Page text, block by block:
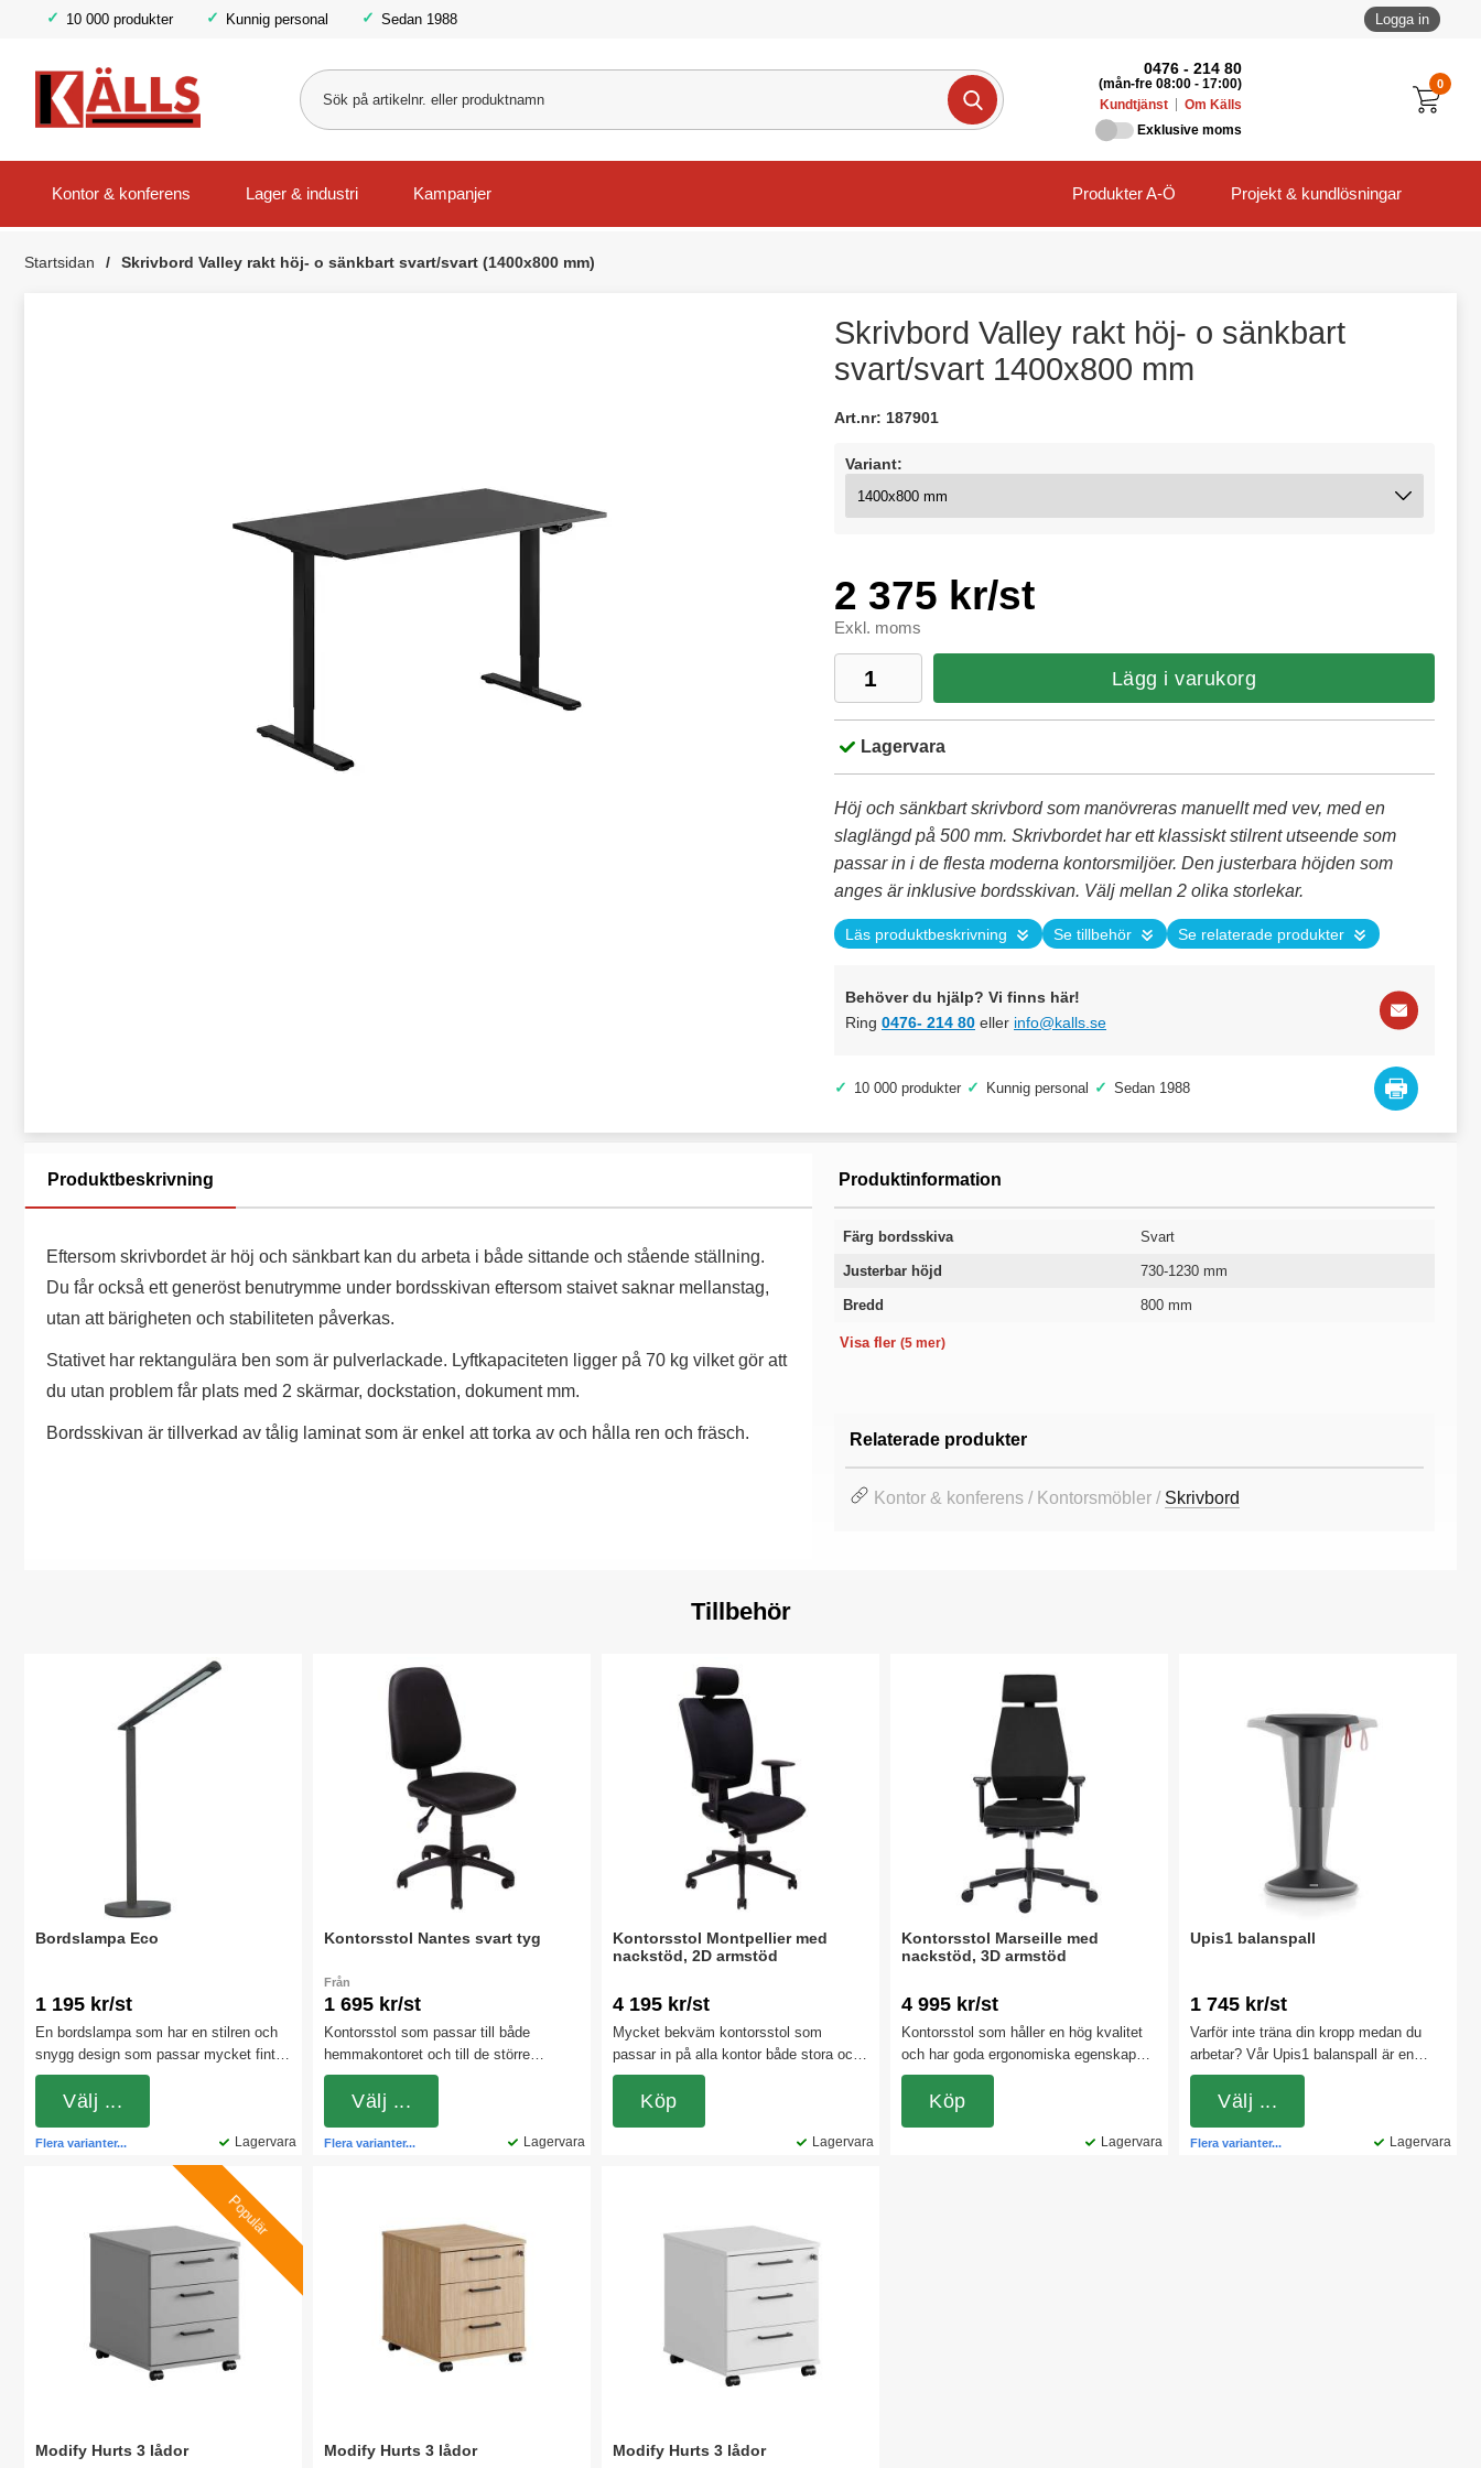
10 000 produkter Kunnig personal Sedan 1988 Logga in
0
0476 - 214 80
(mån-fre 08:00 - 17:00)
Kundtjänst
Om Källs
Exklusive moms
Kontor & konferens Lager & industri Kampanjer Produkter A-Ö Projekt & kundlösningar
Startsidan Skrivbord Valley rakt höj- o sänkbart svart/svart (1400x800 mm)
Skrivbord Valley rakt höj- o sänkbart
svart/svart 1400x800 mm
Art.nr: 187901
Variant:
2 375 kr/st
Exkl. moms
Lägg i varukorg
Lagervara
Höj och sänkbart skrivbord som manövreras manuellt med vev, med en
slaglängd på 500 mm. Skrivbordet har ett klassiskt stilrent utseende som
passar in i de flesta moderna kontorsmiljöer. Den justerbara höjden som
anges är inklusive bordsskivan. Välj mellan 2 olika storlekar.
Läs produktbeskrivning Se tillbehör Se relaterade produkter
Behöver du hjälp? Vi finns här!
Ring 0476- 214 80 eller info@kalls.se
✓ 10 000 produkter ✓ Kunnig personal ✓ Sedan 1988
Produktbeskrivning
Eftersom skrivbordet är höj och sänkbart kan du arbeta i både sittande och stående ställning.
Du får också ett generöst benutrymme under bordsskivan eftersom staivet saknar mellanstag,
utan att bärigheten och stabiliteten påverkas.
Stativet har rektangulära ben som är pulverlackade. Lyftkapaciteten ligger på 70 kg vilket gör att
du utan problem får plats med 2 skärmar, dockstation, dokument mm.
Bordsskivan är tillverkad av tålig laminat som är enkel att torka av och hålla ren och fräsch.
Produktinformation
Färg bordsskiva Svart
Justerbar höjd 730-1230 mm
Bredd
800 mm
Visa fler (5 mer)
Relaterade produkter
Kontor & konferens / Kontorsmöbler / Skrivbord
Tillbehör
Bordslampa Eco
1 195 kr/st
En bordslampa som har en stilren och
snygg design som passar mycket fint
att ha till skrivbord. Lampans arm kan
justeras från 0 till 130 grader för att få
önskad ljusvinkel på arbetsplatsen. Välj
mellan 2 olika färger.
Lagervara
Flera varianter...
Välj ...
Kontorsstol Nantes svart tyg
Från
1 695 kr/st
Kontorsstol som passar till både
hemmakontoret och till de större
kontorslandskapen. Stolen har
synkromekanism (rygg och sits rör sig i
förhållande till varandra). Finns både
med och utan armstöd.
Lagervara
Flera varianter...
Välj ...
Kontorsstol Montpellier med
nackstöd, 2D armstöd
4 195 kr/st
Mycket bekväm kontorsstol som
passar in på alla kontor både stora och
små. Kontorsstolens rygg är låsbar i 7
olika lägen. Tack vare att stolen har en
synkroniserad lutningsmekanism får du
en ökad komfort. Även sitsen ärLagervara
Köp
Kontorsstol Marseille med
nackstöd, 3D armstöd
4 995 kr/st
Kontorsstol som håller en hög kvalitet
och har goda ergonomiska egenskaper.
Passar utmärkt att ha både i öppna
kontorslandskap, mindre arbetsrum eller
på hemmakontoret.
Lagervara
Köp
Upis1 balanspall
1 745 kr/st
Varför inte träna din kropp medan du
arbetar? Vår Upis1 balanspall är en
sittmöbel med många fördelar. Den
fungerar liknande en balansstol och en
pilatesboll, då den ger dig möjlighet till
ett aktivt sittande eftersom du helaLagervara
Flera varianter...
Välj ...
Populär
Modify Hurts 3 lådor Modify Hurts 3 lådor Modify Hurts 3 lådor